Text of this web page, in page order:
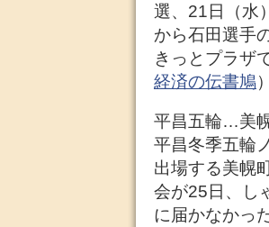
選、21日（水
から石田選手
きっとプラザ
経済の伝書鳩
平昌五輪…美
平昌冬季五輪
出場する美幌
会が25日、し
に届かなかっ